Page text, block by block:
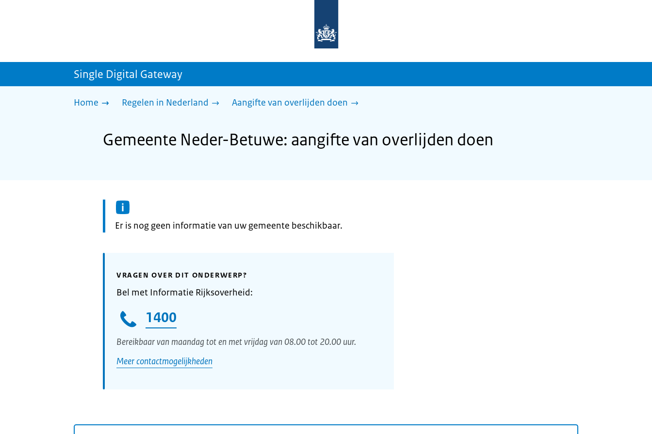
homepage
sdg.rijksoverheid.nl
Single Digital Gateway
Home Regelen in Nederland Aangifte van overlijden doen
Gemeente Neder-Betuwe: aangifte van overlijden doen
Informatie:
Er is nog geen informatie van uw gemeente beschikbaar.
VRAGEN OVER DIT ONDERWERP?
Bel met Informatie Rijksoverheid:
1400
Bereikbaar van maandag tot en met vrijdag van 08.00 tot 20.00 uur.
Meer contactmogelijkheden